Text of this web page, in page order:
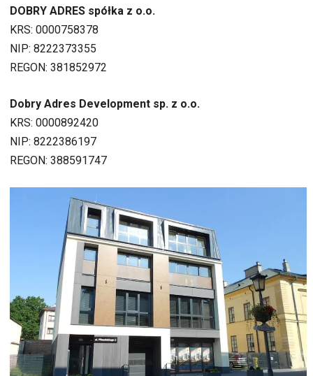
DOBRY ADRES spółka z o.o.
KRS: 0000758378
NIP: 8222373355
REGON: 381852972
Dobry Adres Development sp. z o.o.
KRS: 0000892420
NIP: 8222386197
REGON: 388591747